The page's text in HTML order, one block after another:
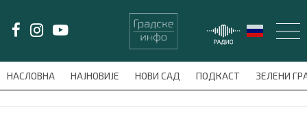
НАСЛОВНА НАЈНОВИЈЕ НОВИ САД ПОДКАСТ ЗЕЛЕНИ
meni'); $this_item = current( wp_filter_object_list(
LAT/ЋИР